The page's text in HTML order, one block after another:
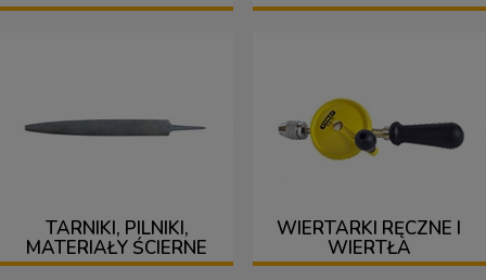
TARNIKI, PILNIKI,
MATERIAŁY ŚCIERNE
WIERTARKI RĘCZNE I
WIERTŁA